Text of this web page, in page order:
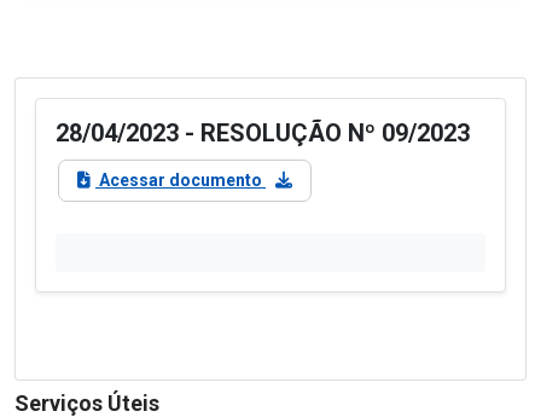
28/04/2023 - RESOLUÇÃO Nº 09/2023
Acessar documento
Serviços Úteis